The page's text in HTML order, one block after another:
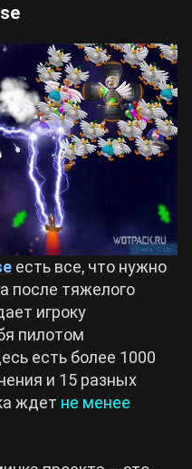
есть все, что нужно
после тяжелого
игроку
пилотом
есть более 1000
и 15 разных
ждет не менее